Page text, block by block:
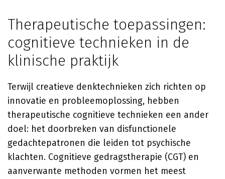
Therapeutische toepassingen:
cognitieve technieken in de
klinische praktijk
Terwijl creatieve denktechnieken zich richten op
innovatie en probleemoplossing, hebben
therapeutische cognitieve technieken een ander
doel: het doorbreken van disfunctionele
gedachtepatronen die leiden tot psychische
klachten. Cognitieve gedragstherapie (CGT) en
aanverwante methoden vormen het meest